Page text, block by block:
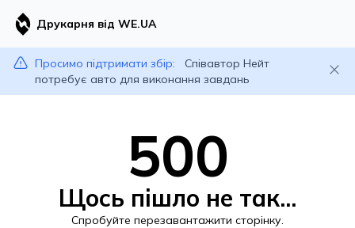
Друкарня від WE.UA
Просимо підтримати збір:
Співавтор Нейт
потребує авто для виконання завдань
500
Щось пішло не так...
Спробуйте перезавантажити сторінку.